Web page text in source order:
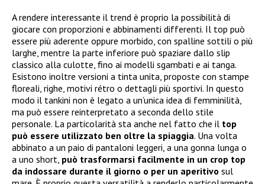
A rendere interessante il trend è proprio la possibilità di
giocare con proporzioni e abbinamenti differenti. Il top può
essere più aderente oppure morbido, con spalline sottili o più
larghe, mentre la parte inferiore può spaziare dallo slip
classico alla culotte, fino ai modelli sgambati e ai tanga.
Esistono inoltre versioni a tinta unita, proposte con stampe
floreali, righe, motivi rétro o dettagli più sportivi. In questo
modo il tankini non è legato a un’unica idea di femminilità,
ma può essere reinterpretato a seconda dello stile
personale. La particolarità sta anche nel fatto che il top
può essere utilizzato ben oltre la spiaggia. Una volta
abbinato a un paio di pantaloni leggeri, a una gonna lunga o
a uno short, può trasformarsi facilmente in un crop top
da indossare durante il giorno o per un aperitivo sul